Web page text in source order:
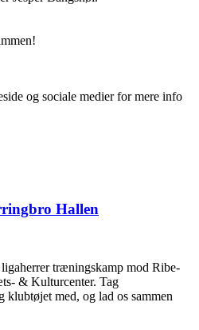
og sociale medier for mere info
Hallen
træningskamp mod Ribe-
& Kulturcenter. Tag
klubtøjet med, og lad os sammen